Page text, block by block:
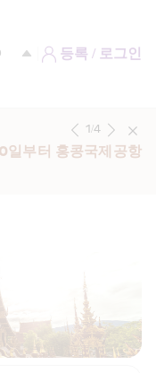
등록 / 로그인
부터 홍콩국제공항
1/4